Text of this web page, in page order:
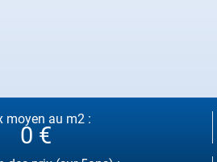
moyen au m2 :
0 €